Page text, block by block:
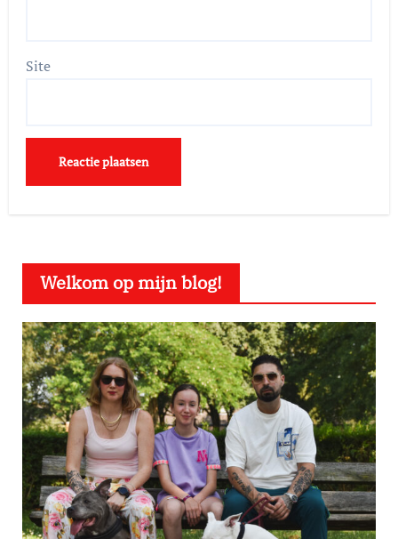
Site
Welkom op mijn blog!